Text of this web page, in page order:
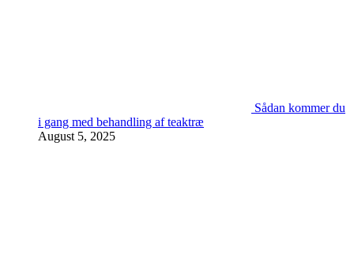
Sådan kommer du
i gang med behandling af teaktræ
August 5, 2025